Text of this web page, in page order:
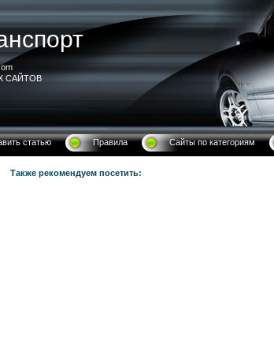
САЙТОВ
статью Правила Сайты по категориям
Также рекомендуем посетить: